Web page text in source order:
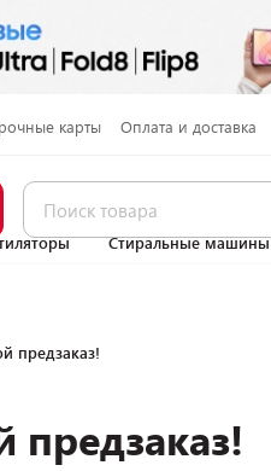
карты Оплата и доставка
Стиральные машины
предзаказ!
предзаказ!